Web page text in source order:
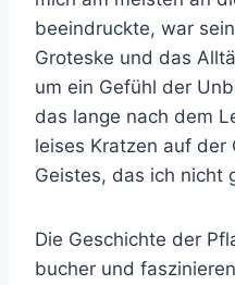
beeindruckte, war
Groteske und das
um ein Gefühl der
das lange nach dem
leises Kratzen auf der
Geistes, das ich nicht
Die Geschichte der
bucher und